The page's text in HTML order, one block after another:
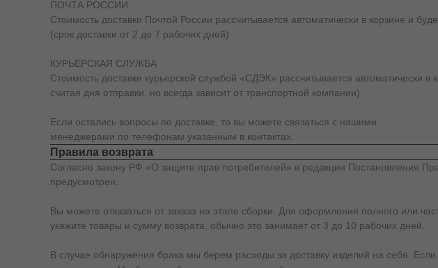
ПОЧТА РОССИИ
Стоимость доставки Почтой России рассчитывается автоматически в корзине и
(срок доставки от 2 до 7 рабочих дней)
КУРЬЕРСКАЯ СЛУЖБА
Стоимость доставки курьерской службой «СДЭК» рассчитывается автоматически
считая дня отправки, но всегда зависит от транспортной компании)
Если остались вопросы по доставке, то вы можете связаться с нашими
менеджерами по телефонам указанным в контактах.
Правила возврата
Согласно закону РФ «О защите прав потребителей» в редакции Постановления
предусмотрен.
Вы можете отказаться от заказа на этапе сборки. Для оформления полного или
укажите товары и сумму возврата, обычно это занимает от 3 до 10 рабочих дней.
В случае обнаружения брака мы берем расходы за доставку изделий на себя.